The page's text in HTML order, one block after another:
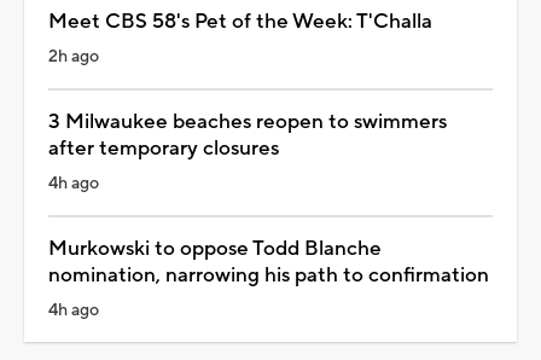
Meet CBS 58's Pet of the Week: T'Challa
2h ago
3 Milwaukee beaches reopen to swimmers
after temporary closures
4h ago
Murkowski to oppose Todd Blanche
nomination, narrowing his path to confirmation
4h ago